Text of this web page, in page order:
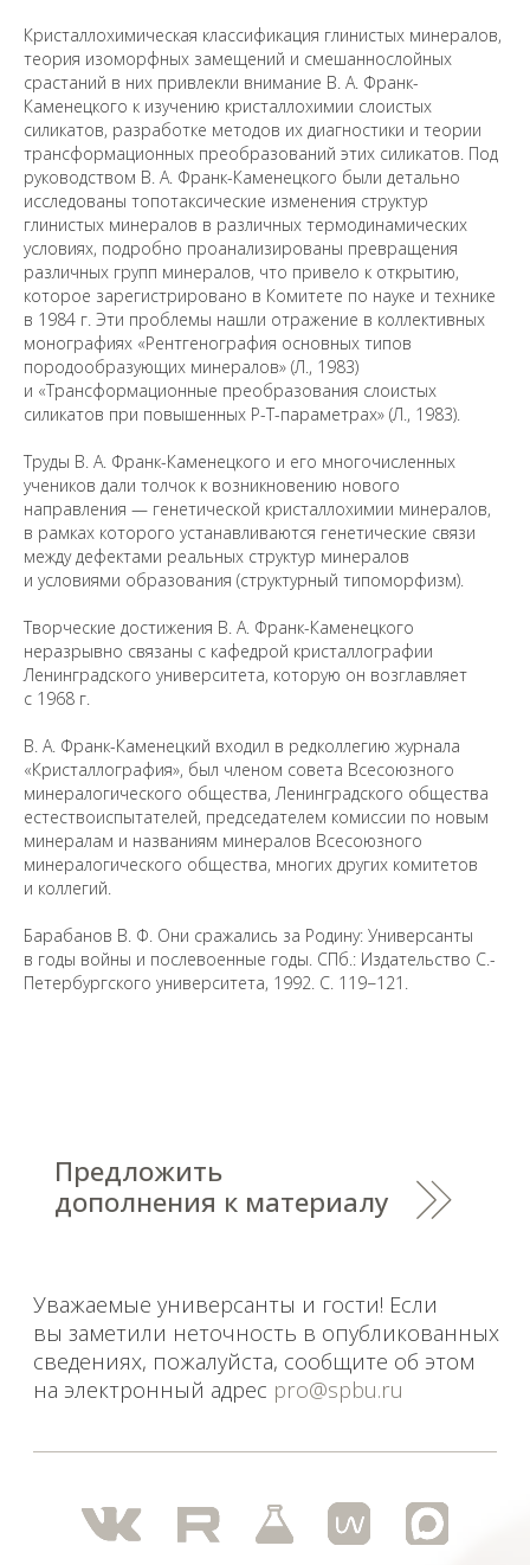
Кристаллохимическая классификация глинистых минералов,
теория изоморфных замещений и смешаннослойных
срастаний в них привлекли внимание В. А. Франк-
Каменецкого к изучению кристаллохимии слоистых
силикатов, разработке методов их диагностики и теории
трансформационных преобразований этих силикатов. Под
руководством В. А. Франк-Каменецкого были детально
исследованы топотаксические изменения структур
глинистых минералов в различных термодинамических
условиях, подробно проанализированы превращения
различных групп минералов, что привело к открытию,
которое зарегистрировано в Комитете по науке и технике
в 1984 г. Эти проблемы нашли отражение в коллективных
монографиях «Рентгенография основных типов
породообразующих минералов» (Л., 1983)
и «Трансформационные преобразования слоистых
силикатов при повышенных Р-Т-параметрах» (Л., 1983).
Труды В. А. Франк-Каменецкого и его многочисленных
учеников дали толчок к возникновению нового
направления — генетической кристаллохимии минералов,
в рамках которого устанавливаются генетические связи
между дефектами реальных структур минералов
и условиями образования (структурный типоморфизм).
Творческие достижения В. А. Франк-Каменецкого
неразрывно связаны с кафедрой кристаллографии
Ленинградского университета, которую он возглавляет
с 1968 г.
В. А. Франк-Каменецкий входил в редколлегию журнала
«Кристаллография», был членом совета Всесоюзного
минералогического общества, Ленинградского общества
естествоиспытателей, председателем комиссии по новым
минералам и названиям минералов Всесоюзного
минералогического общества, многих других комитетов
и коллегий.
Барабанов В. Ф. Они сражались за Родину: Универсанты
в годы войны и послевоенные годы. СПб.: Издательство С.-
Петербургского университета, 1992. С. 119−121.
Предложить
дополнения к материалу
На данном информационном ресурсе могут быть
опубликованы архивные материалы с упоминанием
физических и юридических лиц, включенных
Министерством юстиции Российской Федерации в реестр
экстремистскими и запрещенных на территории
Российской Федерации.
персональных данных
Saint Petersburg State University© 2026
Уважаемые универсанты и гости! Если
вы заметили неточность в опубликованных
сведениях, пожалуйста, сообщите об этом
на электронный адресpro@spbu.ru
Санкт-Петербургский государственный университет ©
2026